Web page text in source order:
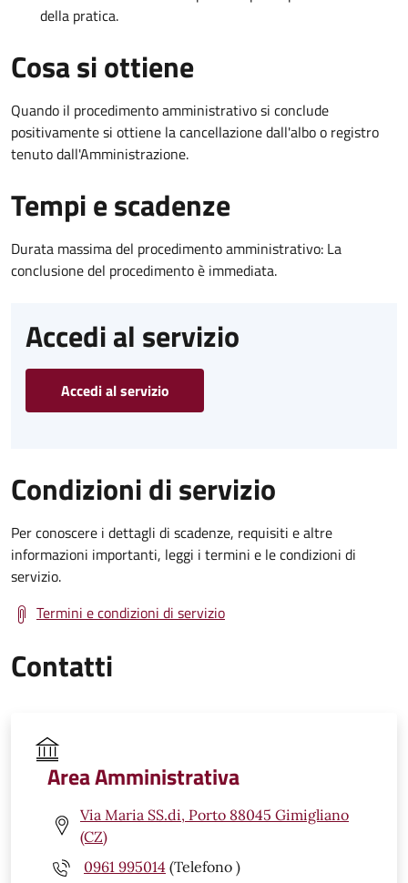
della pratica.
Cosa si ottiene
Quando il procedimento amministrativo si conclude
positivamente si ottiene la cancellazione dall'albo o registro
tenuto dall'Amministrazione.
Tempi e scadenze
Durata massima del procedimento amministrativo: La
conclusione del procedimento è immediata.
Accedi al servizio
Accedi al servizio
Condizioni di servizio
Per conoscere i dettagli di scadenze, requisiti e altre
informazioni importanti, leggi i termini e le condizioni di
servizio.
Termini e condizioni di servizio
Contatti
Area Amministrativa
Via Maria SS.di, Porto 88045 Gimigliano
(CZ)
0961 995014 (Telefono )